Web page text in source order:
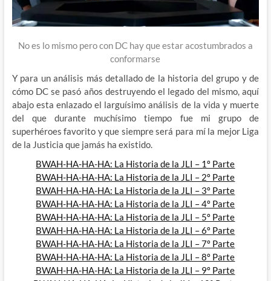
No es lo mismo pero con DC hay que estar acostumbrados a
conformarse
Y para un análisis más detallado de la historia del grupo y de
cómo DC se pasó años destruyendo el legado del mismo, aquí
abajo esta enlazado el larguísimo análisis de la vida y muerte
del que durante muchísimo tiempo fue mi grupo de
superhéroes favorito y que siempre será para mí la mejor Liga
de la Justicia que jamás ha existido.
BWAH-HA-HA-HA: La Historia de la JLI – 1º Parte
BWAH-HA-HA-HA: La Historia de la JLI – 2º Parte
BWAH-HA-HA-HA: La Historia de la JLI – 3º Parte
BWAH-HA-HA-HA: La Historia de la JLI – 4º Parte
BWAH-HA-HA-HA: La Historia de la JLI – 5º Parte
BWAH-HA-HA-HA: La Historia de la JLI – 6º Parte
BWAH-HA-HA-HA: La Historia de la JLI – 7º Parte
BWAH-HA-HA-HA: La Historia de la JLI – 8º Parte
BWAH-HA-HA-HA: La Historia de la JLI – 9º Parte